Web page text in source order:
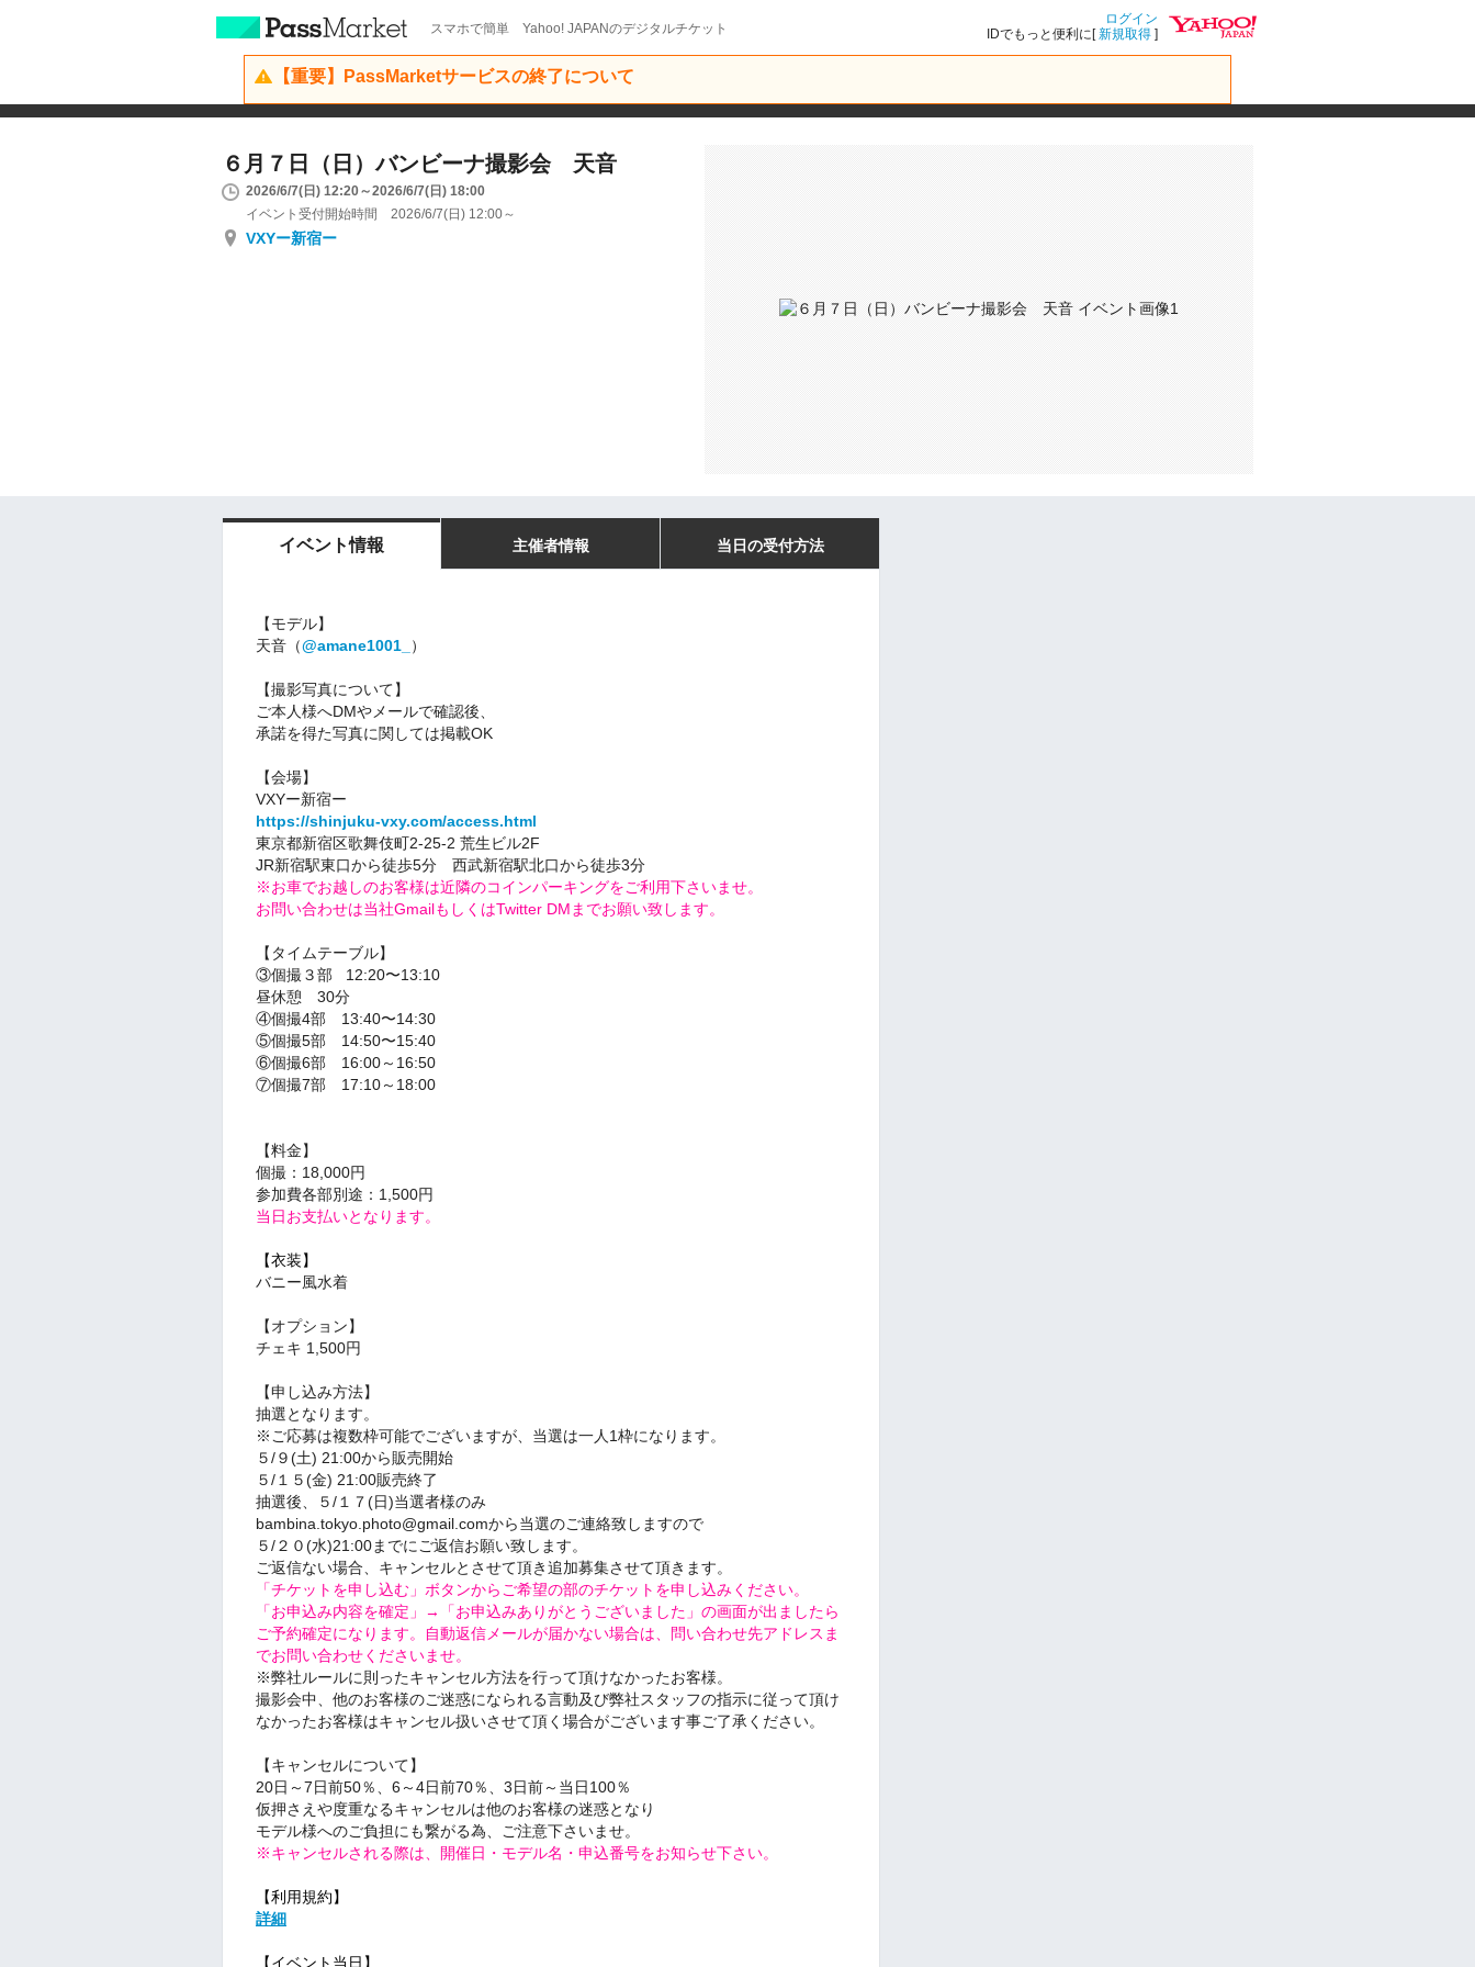
スマホで簡単 Yahoo! JAPANのデジタルチケット
ログイン
IDでもっと便利に[新規取得 ]
【重要】PassMarketサービスの終了について
６月７日（日）バンビーナ撮影会 天音
2026/6/7(日) 12:20～2026/6/7(日) 18:00
イベント受付開始時間 2026/6/7(日) 12:00～
VXYー新宿ー
イベント情報 主催者情報 当日の受付方法
【モデル】
天音（@amane1001_ ）
【撮影写真について】
ご本人様へDMやメールで確認後、
承諾を得た写真に関しては掲載OK
【会場】
VXYー新宿ー
https://shinjuku-vxy.com/access.html
東京都新宿区歌舞伎町2-25-2 荒生ビル2F
JR新宿駅東口から徒歩5分 西武新宿駅北口から徒歩3分
※お車でお越しのお客様は近隣のコインパーキングをご利用下さいませ。
お問い合わせは当社GmailもしくはTwitter DMまでお願い致します。
【タイムテーブル】
③個撮３部 12:20〜13:10
昼休憩 30分
④個撮4部 13:40〜14:30
⑤個撮5部 14:50〜15:40
⑥個撮6部 16:00～16:50
⑦個撮7部 17:10～18:00
【料金】
個撮：18,000円
参加費各部別途：1,500円
当日お支払いとなります。
【衣装】
バニー風水着
【オプション】
チェキ 1,500円
【申し込み方法】
抽選となります。
※ご応募は複数枠可能でございますが、当選は一人1枠になります。
５/９(土) 21:00から販売開始
５/１５(金) 21:00販売終了
抽選後、５/１７(日)当選者様のみ
bambina.tokyo.photo@gmail.comから当選のご連絡致しますので
５/２０(水)21:00までにご返信お願い致します。
ご返信ない場合、キャンセルとさせて頂き追加募集させて頂きます。
「チケットを申し込む」ボタンからご希望の部のチケットを申し込みください。
「お申込み内容を確定」→「お申込みありがとうございました」の画面が出ましたら
ご予約確定になります。自動返信メールが届かない場合は、問い合わせ先アドレスま
でお問い合わせくださいませ。
※弊社ルールに則ったキャンセル方法を行って頂けなかったお客様。
撮影会中、他のお客様のご迷惑になられる言動及び弊社スタッフの指示に従って頂け
なかったお客様はキャンセル扱いさせて頂く場合がございます事ご了承ください。
【キャンセルについて】
20日～7日前50％、6～4日前70％、3日前～当日100％
仮押さえや度重なるキャンセルは他のお客様の迷惑となり
モデル様へのご負担にも繋がる為、ご注意下さいませ。
※キャンセルされる際は、開催日・モデル名・申込番号をお知らせ下さい。
【利用規約】
詳細
【イベント当日】